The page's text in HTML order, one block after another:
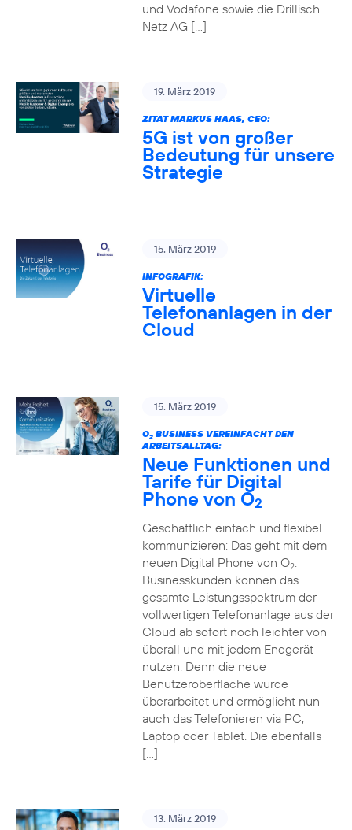
und Vodafone sowie die Drillisch
Netz AG […]
19. März 2019
ZITAT MARKUS HAAS, CEO:
5G ist von großer
Bedeutung für unsere
Strategie
15. März 2019
INFOGRAFIK:
Virtuelle
Telefonanlagen in der
Cloud
15. März 2019
O2BUSINESS VEREINFACHT DEN
ARBEITSALLTAG:
Neue Funktionen und
Tarife für Digital
Phone von O2
Geschäftlich einfach und flexibel
kommunizieren: Das geht mit dem
neuen Digital Phone von O2.
Businesskunden können das
gesamte Leistungsspektrum der
vollwertigen Telefonanlage aus der
Cloud ab sofort noch leichter von
überall und mit jedem Endgerät
nutzen. Denn die neue
Benutzeroberfläche wurde
überarbeitet und ermöglicht nun
auch das Telefonieren via PC,
Laptop oder Tablet. Die ebenfalls
[…]
13. März 2019